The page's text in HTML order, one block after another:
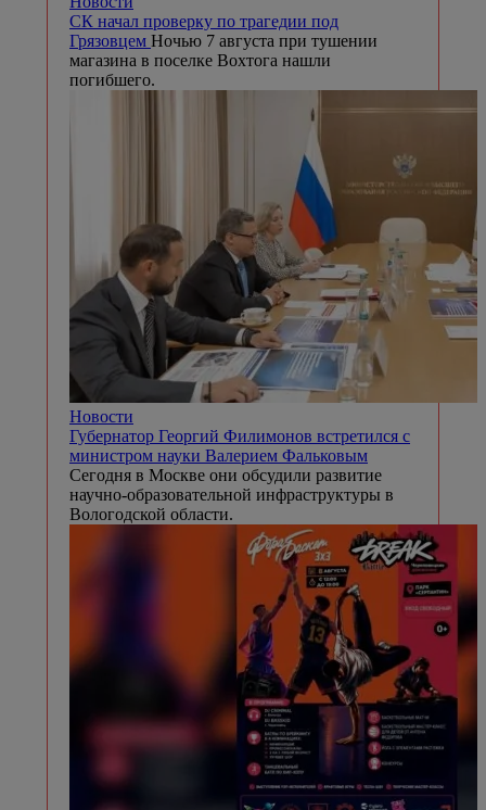
СК начал проверку по трагедии под
Грязовцем Ночью 7 августа при тушении
магазина в поселке Вохтога нашли
погибшего.
Новости
Губернатор Георгий Филимонов встретился с
министром науки Валерием Фальковым
Сегодня в Москве они обсудили развитие
научно-образовательной инфраструктуры в
Вологодской области.